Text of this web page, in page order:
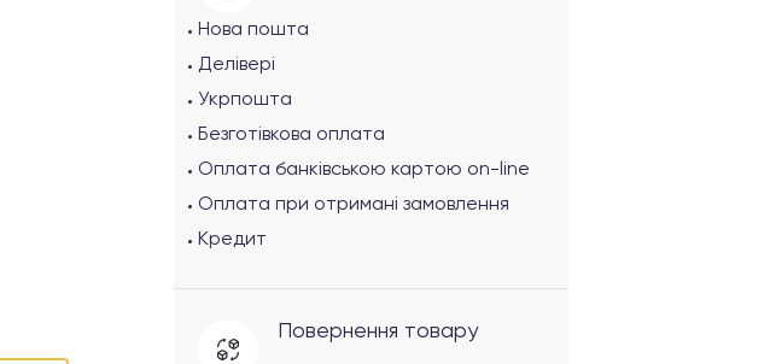
Нова пошта
Делівері
Укрпошта
Безготівкова оплата
Оплата банківською картою on-line
Оплата при отримані замовлення
Кредит
Повернення товару